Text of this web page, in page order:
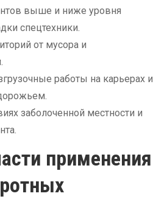
выше и ниже уровня
спецтехники.
от мусора и
работы на карьерах и
заболоченной местности и
применения